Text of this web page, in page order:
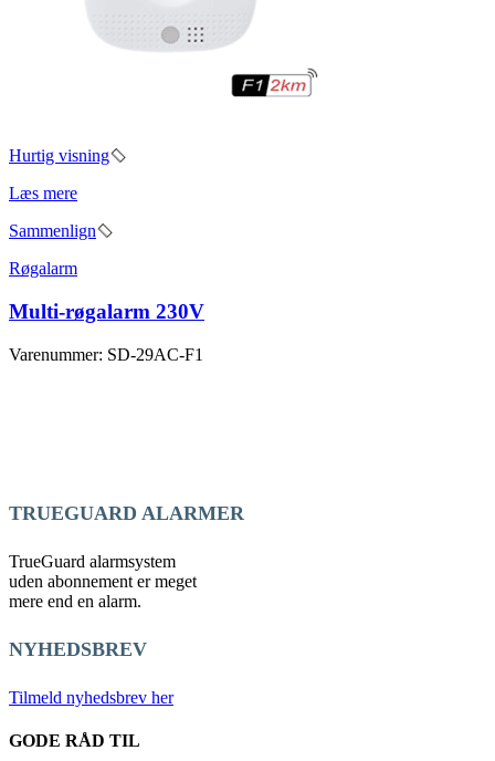
Hurtig visning
Læs mere
Sammenlign
Røgalarm
Multi-røgalarm 230V
Varenummer: SD-29AC-F1
TRUEGUARD ALARMER
TrueGuard alarmsystem
uden abonnement er meget
mere end en alarm.
NYHEDSBREV
Tilmeld nyhedsbrev her
GODE RÅD TIL